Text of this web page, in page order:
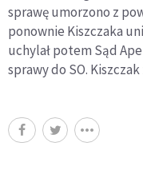
sprawę umorzono z
ponownie Kiszczaka
uchylał potem Sąd
sprawy do SO.